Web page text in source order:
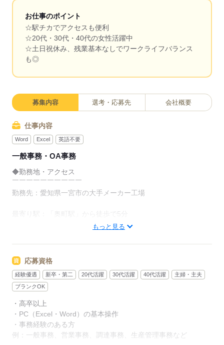
お仕事のポイント
☆駅チカでアクセスも便利
☆20代・30代・40代の女性活躍中
☆土日祝休み、残業基本なしでワークライフバランス
も◎
募集内容 選考・応募先 会社概要
仕事内容
Word Excel 英語不要
一般事務・OA事務
◆勤務地・アクセス
￣￣￣￣￣￣￣￣￣￣
勤務先：愛知県一宮市の大手メーカー工場
最寄り駅：「奥町駅」から徒歩で5分
￣￣￣￣￣￣￣￣￣￣
職種：一般・調達事務
・受注業務の補助
・伝票対応
・納期確認、調整
などの事務のオシゴトです。
もっと見る
応募資格
経験優遇 新卒・第二 20代活躍 30代活躍 40代活躍
主婦・主夫
ブランクOK
・高卒以上
・PC（Excel・Word）の基本操作
・事務経験のある方
例：一般事務、営業事務、調達事務、生産管理事務など